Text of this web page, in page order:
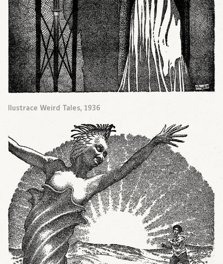
Ilustrace Weird Tales, 1936